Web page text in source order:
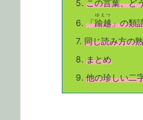
5. この言葉、ど
6. 「踰越
ゆえつ
」の類
7. 同じ読み方の
8. まとめ
9. 他の珍しい二